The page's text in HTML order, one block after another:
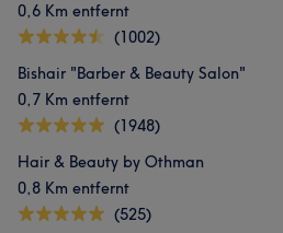
0,6 Km entfernt
(1002)
Bishair "Barber & Beauty Salon"
0,7 Km entfernt
(1948)
Hair & Beauty by Othman
0,8 Km entfernt
(525)